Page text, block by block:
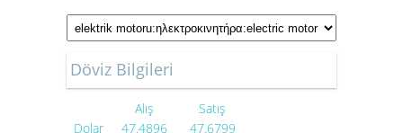
Döviz Bilgileri
Alış
Satış
Dolar
47.4896 47.6799